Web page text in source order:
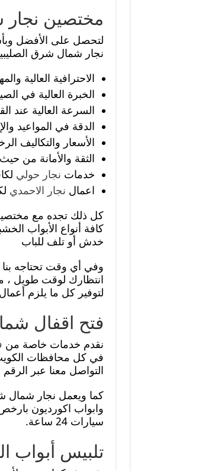
مختصين
لتحصل على الأفضل
نجار شمال شرق
الاحترافية العالية
الخبرة العالية في
السرعة العالية عند
الدقة في المواعيد
الأسعار والتكاليف
الثقة والأمانة من
خدمات نجار حولي
اعمال نجار الاحمدي
كل ذلك تجده مع
كافة أنواع الأبواب
خدش أو تلف للباب
وفي أي وقت تحتاجه
انتظارك لوقت طويل ،
لتوفير كل ما يلزم
فتح اقفال
نقدم خدمات خاصة من
في كل محافظات
التواصل معنا عبر الرقم 55566392.
كما ويعمل نجار شمال
وابواب اكورديون
سيارات 24 ساعة.
تلبيس أبواب